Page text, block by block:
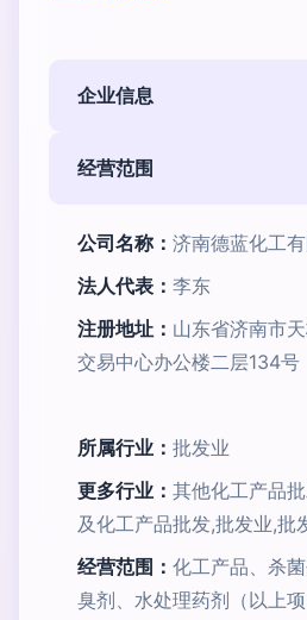
企业信息
经营范围
公司名称： 济南德蓝化工
法人代表： 李东
注册地址： 山东省济南市
交易中心办公楼二层134号
所属行业： 批发业
更多行业： 其他化工产品
及化工产品批发,批发业,批
经营范围： 化工产品、杀
臭剂、水处理药剂（以上